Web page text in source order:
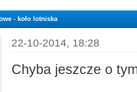
- koło lotniska
22-10-2014, 18:28
Chyba jeszcze o